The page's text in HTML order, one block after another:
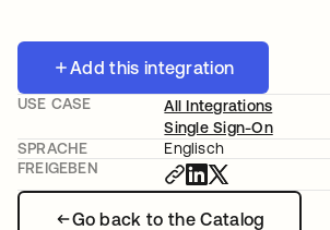
Add this integration
Go back to the Catalog
USE CASE
All Integrations
Single Sign-On
SPRACHE
Englisch
FREIGEBEN